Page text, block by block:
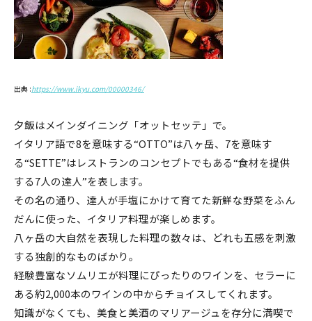
出典 :https://www.ikyu.com/00000346/
夕飯はメインダイニング「オットセッテ」で。
イタリア語で8を意味する“OTTO”は八ヶ岳、7を意味す
る“SETTE”はレストランのコンセプトでもある“食材を提供
する7人の達人”を表します。
その名の通り、達人が手塩にかけて育てた新鮮な野菜をふん
だんに使った、イタリア料理が楽しめます。
八ヶ岳の大自然を表現した料理の数々は、どれも五感を刺激
する独創的なものばかり。
経験豊富なソムリエが料理にぴったりのワインを、セラーに
ある約2,000本のワインの中からチョイスしてくれます。
知識がなくても、美食と美酒のマリアージュを存分に満喫で